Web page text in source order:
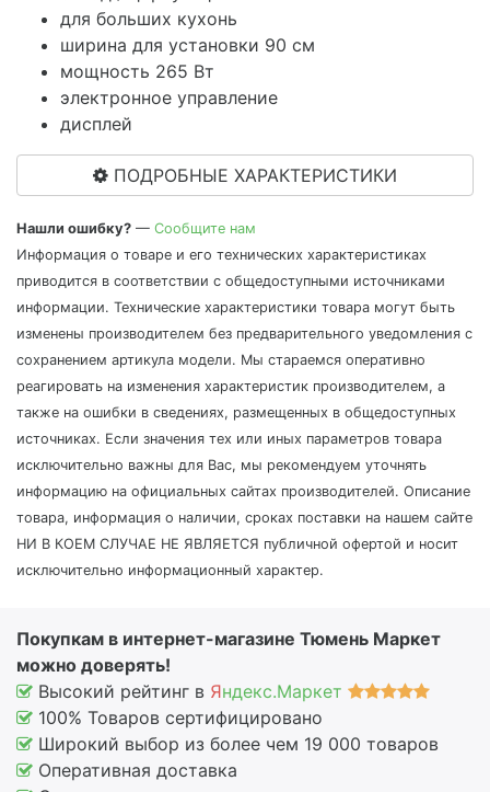
для больших кухонь
ширина для установки 90 см
мощность 265 Вт
электронное управление
дисплей
ПОДРОБНЫЕ ХАРАКТЕРИСТИКИ
Нашли ошибку? — Сообщите нам
Информация о товаре и его технических характеристиках
приводится в соответствии с общедоступными источниками
информации. Технические характеристики товара могут быть
изменены производителем без предварительного уведомления с
сохранением артикула модели. Мы стараемся оперативно
реагировать на изменения характеристик производителем, а
также на ошибки в сведениях, размещенных в общедоступных
источниках. Если значения тех или иных параметров товара
исключительно важны для Вас, мы рекомендуем уточнять
информацию на официальных сайтах производителей. Описание
товара, информация о наличии, сроках поставки на нашем сайте
НИ В КОЕМ СЛУЧАЕ НЕ ЯВЛЯЕТСЯ публичной офертой и носит
исключительно информационный характер.
Покупкам в интернет-магазине Тюмень Маркет
можно доверять!
Высокий рейтинг в Яндекс.Маркет
100% Товаров сертифицировано
Широкий выбор из более чем 19 000 товаров
Оперативная доставка